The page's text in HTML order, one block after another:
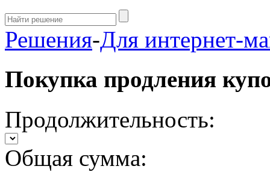
Решения-Для интернет-
Покупка продления
Продолжительность:
Общая сумма: